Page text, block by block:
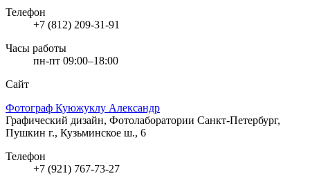
Телефон
+7 (812) 209-31-91
Часы работы
пн-пт 09:00–18:00
Сайт
Фотограф Куюжуклу Александр
Графический дизайн, Фотолаборатории Санкт-Петербург,
Пушкин г., Кузьминское ш., 6
Телефон
+7 (921) 767-73-27